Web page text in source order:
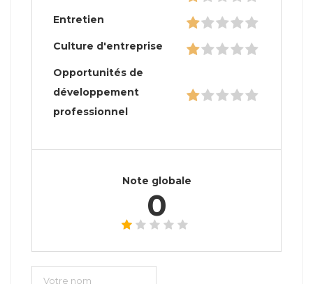
Entretien
Culture d'entreprise
Opportunités de
développement
professionnel
Note globale
0